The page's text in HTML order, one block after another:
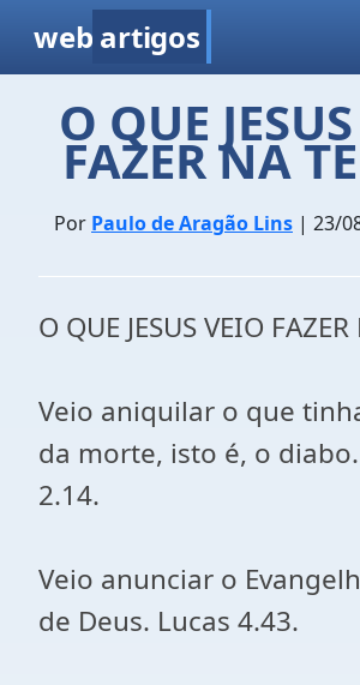
web artigos
O QUE
FAZER NA
Por Paulo de Aragão Lins | 23/
O QUE JESUS VEIO FAZER
Veio aniquilar o que
da morte, isto é, o
2.14.
Veio anunciar o
de Deus. Lucas 4.43.